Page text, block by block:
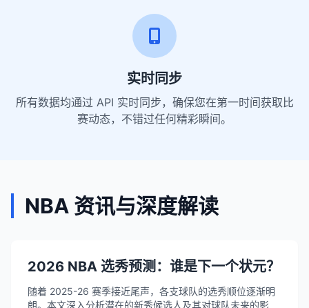
实时同步
所有数据均通过 API 实时同步，确保您在第一时间获取比
赛动态，不错过任何精彩瞬间。
NBA 资讯与深度解读
2026 NBA 选秀预测：谁是下一个状元？
随着 2025-26 赛季接近尾声，各支球队的选秀顺位逐渐明
朗。本文深入分析潜在的新秀候选人及其对球队未来的影